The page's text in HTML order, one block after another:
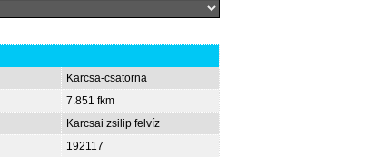
Karcsa-csatorna
7.851 fkm
Karcsai zsilip felvíz
192117